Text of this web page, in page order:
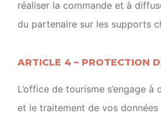
réaliser la commande et à
du partenaire sur les supports
ARTICLE 4 – PROTECTION
L’office de tourisme s’engage
et le traitement de vos données